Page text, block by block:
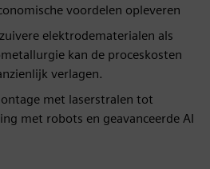
voordelen opleveren
elektrodematerialen als
kan de proceskosten
verlagen.
met laserstralen tot
met robots en geavanceerde AI